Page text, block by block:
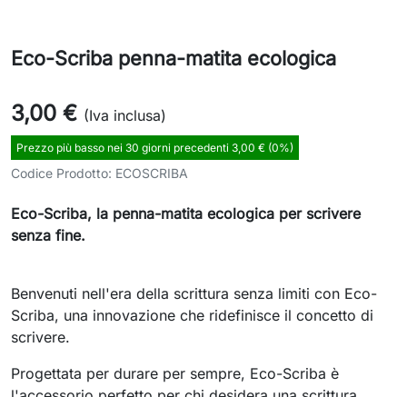
Eco-Scriba penna-matita ecologica
3,00 € (Iva inclusa)
Prezzo più basso nei 30 giorni precedenti 3,00 € (0%)
Codice Prodotto: ECOSCRIBA
Eco-Scriba, la penna-matita ecologica per scrivere
senza fine.
Benvenuti nell'era della scrittura senza limiti con Eco-
Scriba, una innovazione che ridefinisce il concetto di
scrivere.
Progettata per durare per sempre, Eco-Scriba è